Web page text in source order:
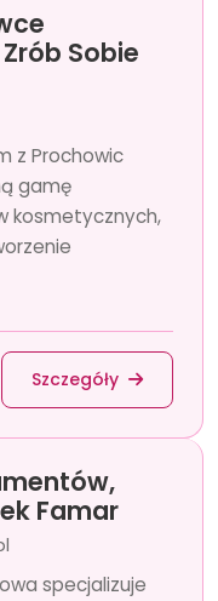
Sobie
z Prochowic
gamę
kosmetycznych,
Szczegóły
Famar
specjalizuje